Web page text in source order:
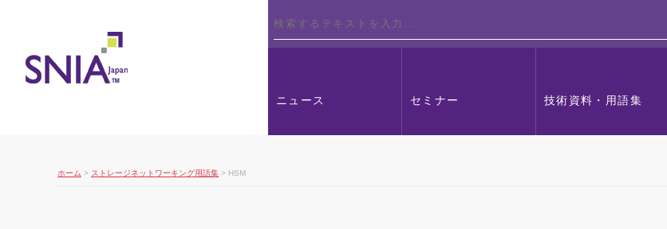
ニュース セミナー 技術資料・用語集
ホーム > ストレージネットワーキング用語集 > HSM